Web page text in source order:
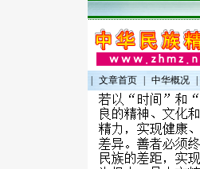
文章首页 中华概况